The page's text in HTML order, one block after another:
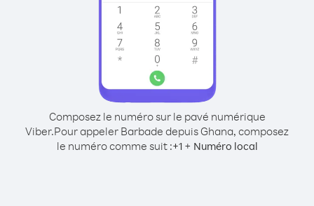
Composez le numéro sur le pavé numérique
Viber.Pour appeler Barbade depuis Ghana, composez
le numéro comme suit :+1+ Numéro local